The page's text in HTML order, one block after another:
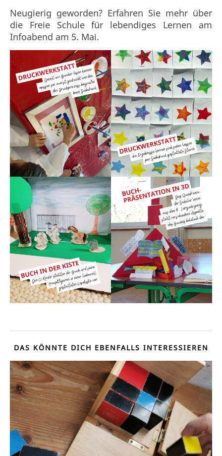
Neugierig geworden? Erfahren Sie mehr über
die Freie Schule für lebendiges Lernen am
Infoabend am 5. Mai.
DAS KÖNNTE DICH EBENFALLS INTERESSIEREN